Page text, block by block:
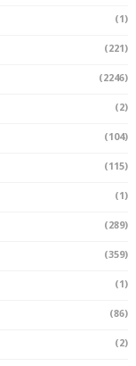
(1)
(221)
(2246)
(2)
(104)
(115)
(1)
(289)
(359)
(1)
(86)
(2)